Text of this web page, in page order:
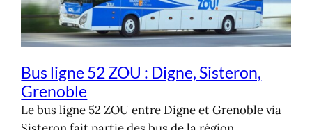
Bus ligne 52 ZOU : Digne, Sisteron,
Grenoble
Le bus ligne 52 ZOU entre Digne et Grenoble via